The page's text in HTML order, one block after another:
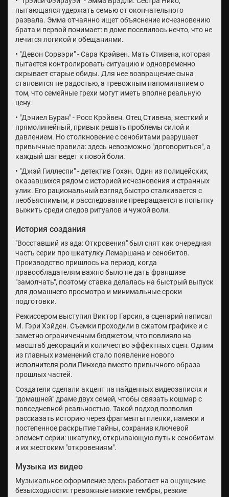
пытающаяся удержать семью от окончательного
развала. Эмма отчаянно ищет объяснение исчезновению
брата и первой понимает: в доме поселилось нечто, что не
лечится логикой и обещаниями.
• "Девон Сорвэри" - Сара Крэйвен. Мать Стивена, которая
пытается контролировать ситуацию и одновременно
скрывает старые обиды. Для нее возвращение сына
становится не радостью, а тревожным напоминанием о
том, что семейные грехи могут иметь вполне реальную
цену.
• "Дэниел Буран" - Росс Крэйвен. Отец Стивена, жесткий и
прямолинейный, привык решать проблемы силой и
давлением. Но столкновение с сенобитами разрушает
привычные правила: здесь невозможно "договориться", а
каждый шаг ведет к новой боли.
• "Джэй Гиллеспи" - детектив Гохэн. Один из полицейских,
оказавшихся рядом с историей исчезновения и странных
улик. Его рациональный взгляд быстро сталкивается с
необъяснимым, и расследование превращается в попытку
выжить среди следов ритуалов и чужой воли.
История создания
"Восставший из ада: Откровения" был снят как очередная
часть серии про шкатулку Лемаршана и сенобитов.
Производство пришлось на период, когда
правообладателям важно было не дать франшизе
"замолчать", поэтому ставка делалась на быстрый выпуск
для домашнего просмотра и минимальные сроки
подготовки.
Режиссером выступил Виктор Гарсия, а сценарий написал
М. Гэри Хэйден. Съемки проходили в сжатом графике и с
заметно ограниченным бюджетом, что повлияло на
масштаб декораций и количество эффектных сцен. Одним
из главных изменений стало появление нового
исполнителя роли Пинхеда вместо привычного образа
прошлых частей.
Создатели сделали акцент на найденных видеозаписях и
"домашней" драме двух семей, чтобы связать кошмар с
повседневной реальностью. Такой подход позволил
рассказать историю через фрагменты пленки, намеки и
постепенное раскрытие тайны, сохранив ключевой
элемент серии: шкатулку, открывающую путь к сенобитам
и их жестоким "откровениям".
Музыка из видео
Музыкальное оформление здесь работает на ощущение
безысходности: тревожные низкие тембры, резкие